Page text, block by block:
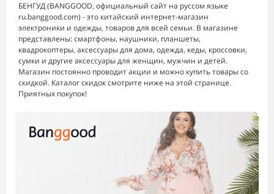
БЕНГУД (BANGGOOD, официальный сайт на руссом языке
ru.banggood.com) - это китайский интернет-магазин
электроники и одежды, товаров для всей семьи. В магазине
представлены: смартфоны, наушники, планшеты,
квадрокоптеры, аксессуары для дома, одежда, кеды, кроссовки,
сумки и другие аксессуары для женщин, мужчин и детей.
Магазин постоянно проводит акции и можно купить товары со
скидкой. Каталог скидок смотрите ниже на этой странице.
Приятных покупок!